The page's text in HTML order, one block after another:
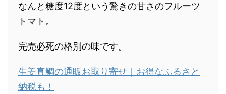
なんと糖度12度という驚きの甘さのフルーツ
トマト。
完売必死の格別の味です。
生姜真鯛の通販お取り寄せ｜お得なふるさと
納税も！